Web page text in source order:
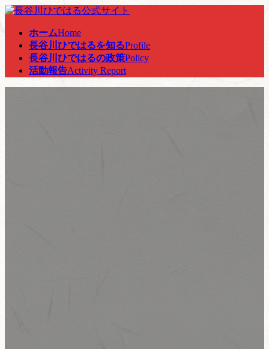
コ
ス
ナ
ン
ホームHome
長谷川ひではるを知るProfile
長谷川ひではるの政策Policy
活動報告Activity Report